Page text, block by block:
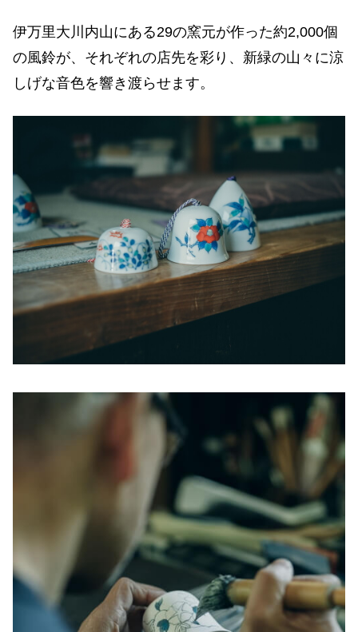
伊万里大川内山にある29の窯元が作った約2,000個
の風鈴が、それぞれの店先を彩り、新緑の山々に涼
しげな音色を響き渡らせます。